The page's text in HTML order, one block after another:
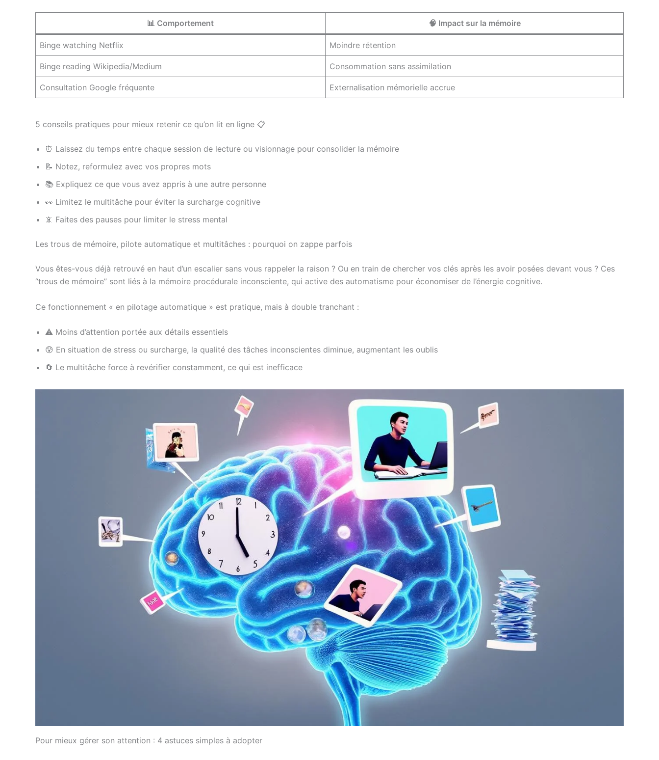
📊 Comportement 🧠 Impact sur la mémoire
Binge watching Netflix Moindre rétention
Binge reading Wikipedia/Medium Consommation sans assimilation
Consultation Google fréquente Externalisation mémorielle accrue
5 conseils pratiques pour mieux retenir ce qu’on lit en ligne 📋
⏰ Laissez du temps entre chaque session de lecture ou visionnage pour consolider la mémoire
📝 Notez, reformulez avec vos propres mots
📚 Expliquez ce que vous avez appris à une autre personne
👀 Limitez le multitâche pour éviter la surcharge cognitive
📵 Faites des pauses pour limiter le stress mental
Les trous de mémoire, pilote automatique et multitâches : pourquoi on zappe parfois
Vous êtes-vous déjà retrouvé en haut d’un escalier sans vous rappeler la raison ? Ou en train de chercher vos clés après les avoir posées devant vous ? Ces
“trous de mémoire” sont liés à la mémoire procédurale inconsciente, qui active des automatisme pour économiser de l’énergie cognitive.
Ce fonctionnement « en pilotage automatique » est pratique, mais à double tranchant :
⚠️ Moins d’attention portée aux détails essentiels
😰 En situation de stress ou surcharge, la qualité des tâches inconscientes diminue, augmentant les oublis
🔄 Le multitâche force à revérifier constamment, ce qui est inefficace
Pour mieux gérer son attention : 4 astuces simples à adopter